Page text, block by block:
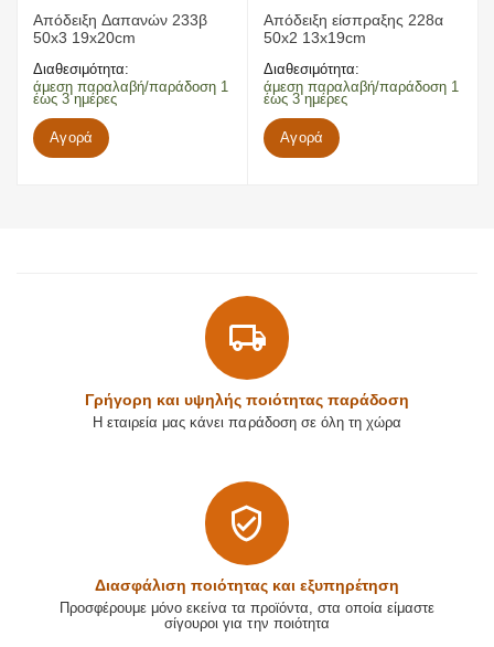
Απόδειξη Δαπανών 233β
50x3 19x20cm
Διαθεσιμότητα:
άμεση παραλαβή/παράδοση 1
έως 3 ημέρες
Αγορά
Απόδειξη είσπραξης 228α
50x2 13x19cm
Διαθεσιμότητα:
άμεση παραλαβή/παράδοση 1
έως 3 ημέρες
Αγορά
Γρήγορη και υψηλής ποιότητας παράδοση
Η εταιρεία μας κάνει παράδοση σε όλη τη χώρα
Διασφάλιση ποιότητας και εξυπηρέτηση
Προσφέρουμε μόνο εκείνα τα προϊόντα, στα οποία είμαστε
σίγουροι για την ποιότητα